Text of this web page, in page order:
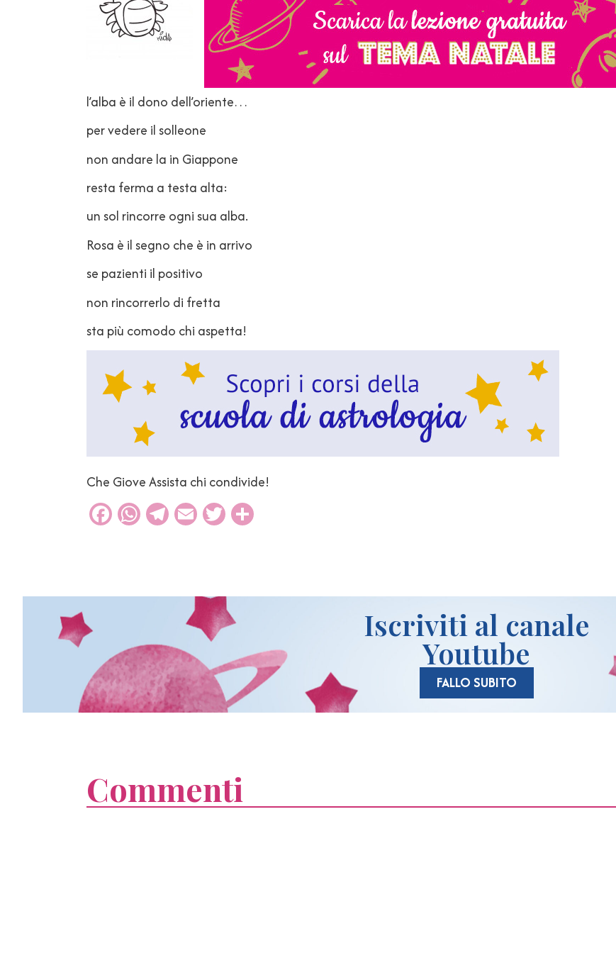
l’alba è il dono dell’oriente…
per vedere il solleone
non andare la in Giappone
resta ferma a testa alta:
un sol rincorre ogni sua alba.
Rosa è il segno che è in arrivo
se pazienti il positivo
non rincorrerlo di fretta
sta più comodo chi aspetta!
Che Giove Assista chi condivide!
Facebook
WhatsApp
Telegram
EmailTwitter
Iscriviti al canale
Youtube
FALLO SUBITO
Commenti